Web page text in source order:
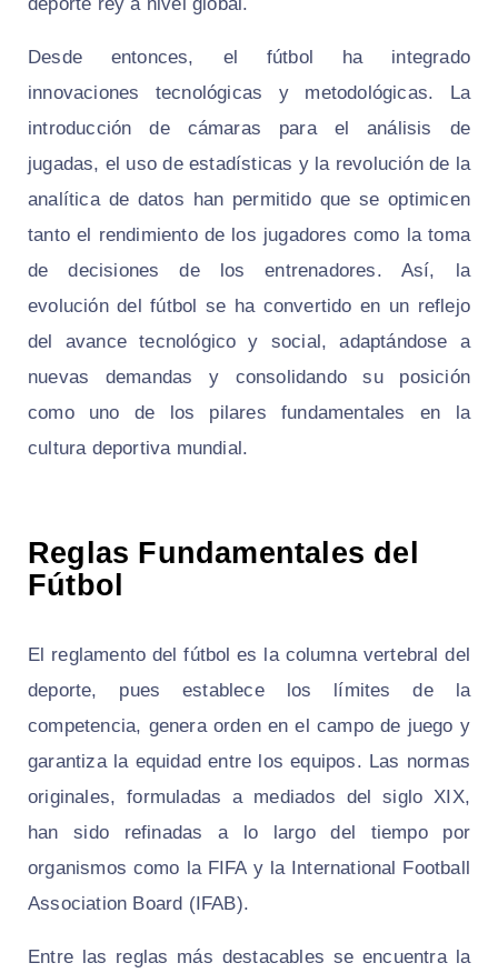
Desde entonces, el fútbol ha integrado
innovaciones tecnológicas y metodológicas. La
introducción de cámaras para el análisis de
jugadas, el uso de estadísticas y la revolución de la
analítica de datos han permitido que se optimicen
tanto el rendimiento de los jugadores como la toma
de decisiones de los entrenadores. Así, la
evolución del fútbol se ha convertido en un reflejo
del avance tecnológico y social, adaptándose a
nuevas demandas y consolidando su posición
como uno de los pilares fundamentales en la
cultura deportiva mundial.
Reglas Fundamentales del
Fútbol
El reglamento del fútbol es la columna vertebral del
deporte, pues establece los límites de la
competencia, genera orden en el campo de juego y
garantiza la equidad entre los equipos. Las normas
originales, formuladas a mediados del siglo XIX,
han sido refinadas a lo largo del tiempo por
organismos como la FIFA y la International Football
Association Board (IFAB).
Entre las reglas más destacables se encuentra la